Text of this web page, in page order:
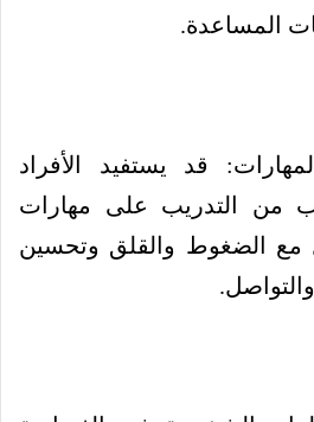
المساعدة.
قد يستفيد الأفراد
من التدريب على مهارات
مع الضغوط والقلق وتحسين